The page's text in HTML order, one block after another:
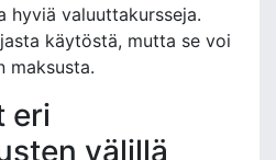
hyviä valuuttakursseja.
käytöstä, mutta se voi
maksusta.
eri
välillä